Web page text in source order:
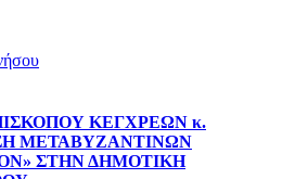
ΚΕΓΧΡΕΩΝ κ.
ΜΕΤΑΒΥΖΑΝΤΙΝΩΝ
ΣΤΗΝ ΔΗΜΟΤΙΚΗ